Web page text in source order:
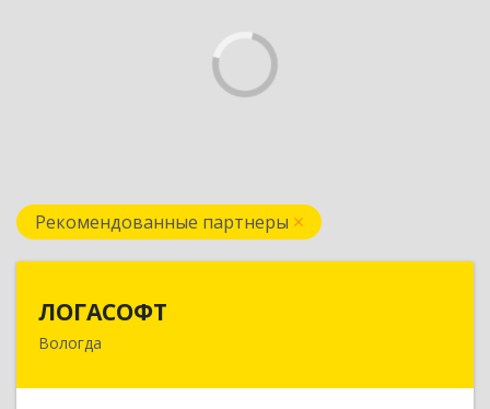
Рекомендованные партнеры
ЛОГАСОФТ
Вологда
160002, Вологодская обл, Вологда г, Гагарина